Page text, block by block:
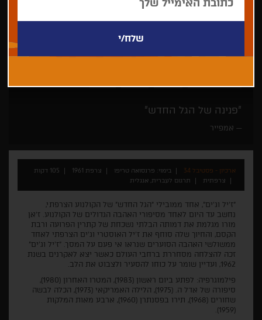
"פנינה של הגל החדש"
אמפייר
ארכיון - פסטיבל 34 בימוי: פרנסואה טריפו צרפת 1961
105 דקות
צרפתית
תרגום לעברית, אנגלית
"ז'יל וג’ים", אחד ממובילי "הגל החדש" של הקולנוע הצרפתי,
נחשב עד היום לאחד מסיפורי האהבה הגדולים של הקולנוע. ז'אן
מורו מגלמת את דמותה הבלתי נשכחת של קתרין הפרועה ורבת
הקסם, והחיוך שלה סוחף את ז'יל האוסטרי וג’ים הצרפתי לאחד
ממשולשי האהבה הסוערים שנראו אי פעם על המסך. "ז'יל וג’ים"
זכה להצלחה מסחררת ברחבי העולם כאשר יצא לאקרנים בשנת
1962, ועדיין שומר על כוחו להסעיר ולצבוט את הלב.
פילמוגרפיה: לפתע ביום ראשון (1983), המטרו האחרון (1980),
סיפורה של אדל ה. (1975), הלילה האמריקאי (1973), הכלה לבשה
שחורים (1968), תירו בפסנתרן (1960), ארבע מאות המלקות
(1959).